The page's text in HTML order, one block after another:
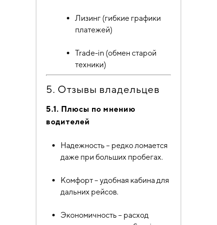
Лизинг (гибкие графики
платежей)
Trade-in (обмен старой
техники)
5. Отзывы владельцев
5.1. Плюсы по мнению
водителей
Надежность – редко ломается
даже при больших пробегах.
Комфорт – удобная кабина для
дальних рейсов.
Экономичность – расход